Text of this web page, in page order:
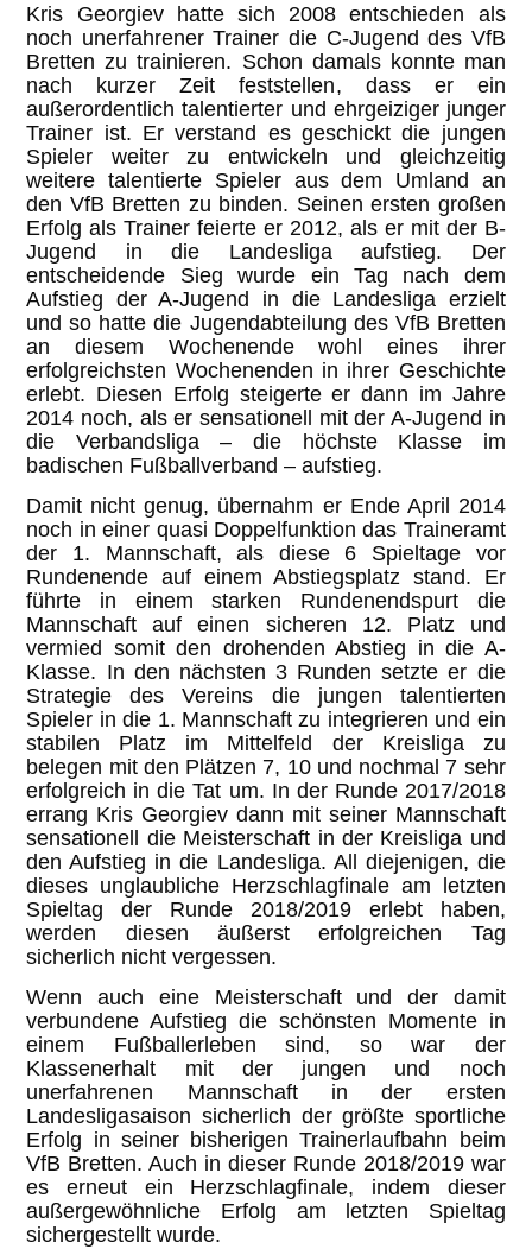
Kris Georgiev hatte sich 2008 entschieden als
noch unerfahrener Trainer die C-Jugend des VfB
Bretten zu trainieren. Schon damals konnte man
nach kurzer Zeit feststellen, dass er ein
außerordentlich talentierter und ehrgeiziger junger
Trainer ist. Er verstand es geschickt die jungen
Spieler weiter zu entwickeln und gleichzeitig
weitere talentierte Spieler aus dem Umland an
den VfB Bretten zu binden. Seinen ersten großen
Erfolg als Trainer feierte er 2012, als er mit der B-
Jugend in die Landesliga aufstieg. Der
entscheidende Sieg wurde ein Tag nach dem
Aufstieg der A-Jugend in die Landesliga erzielt
und so hatte die Jugendabteilung des VfB Bretten
an diesem Wochenende wohl eines ihrer
erfolgreichsten Wochenenden in ihrer Geschichte
erlebt. Diesen Erfolg steigerte er dann im Jahre
2014 noch, als er sensationell mit der A-Jugend in
die Verbandsliga – die höchste Klasse im
badischen Fußballverband – aufstieg.
Damit nicht genug, übernahm er Ende April 2014
noch in einer quasi Doppelfunktion das Traineramt
der 1. Mannschaft, als diese 6 Spieltage vor
Rundenende auf einem Abstiegsplatz stand. Er
führte in einem starken Rundenendspurt die
Mannschaft auf einen sicheren 12. Platz und
vermied somit den drohenden Abstieg in die A-
Klasse. In den nächsten 3 Runden setzte er die
Strategie des Vereins die jungen talentierten
Spieler in die 1. Mannschaft zu integrieren und ein
stabilen Platz im Mittelfeld der Kreisliga zu
belegen mit den Plätzen 7, 10 und nochmal 7 sehr
erfolgreich in die Tat um. In der Runde 2017/2018
errang Kris Georgiev dann mit seiner Mannschaft
sensationell die Meisterschaft in der Kreisliga und
den Aufstieg in die Landesliga. All diejenigen, die
dieses unglaubliche Herzschlagfinale am letzten
Spieltag der Runde 2018/2019 erlebt haben,
werden diesen äußerst erfolgreichen Tag
sicherlich nicht vergessen.
Wenn auch eine Meisterschaft und der damit
verbundene Aufstieg die schönsten Momente in
einem Fußballerleben sind, so war der
Klassenerhalt mit der jungen und noch
unerfahrenen Mannschaft in der ersten
Landesligasaison sicherlich der größte sportliche
Erfolg in seiner bisherigen Trainerlaufbahn beim
VfB Bretten. Auch in dieser Runde 2018/2019 war
es erneut ein Herzschlagfinale, indem dieser
außergewöhnliche Erfolg am letzten Spieltag
sichergestellt wurde.